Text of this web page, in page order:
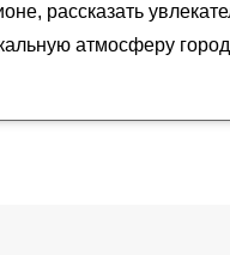
рассказать
атмосферу